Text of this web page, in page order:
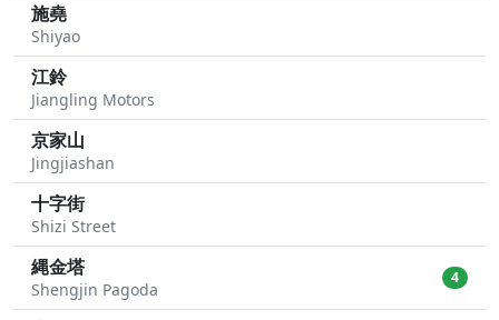
施堯
Shiyao
江鈴
Jiangling Motors
京家山
Jingjiashan
十字街
Shizi Street
縄金塔
Shengjin Pagoda
4